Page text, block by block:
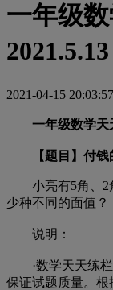
一年级
2021-04-15 20:03:57
一年级数学天
【题目】付钱
小亮有5角、2角
少种不同的面值？
说明：
·数学天天练栏
保证试题质量。